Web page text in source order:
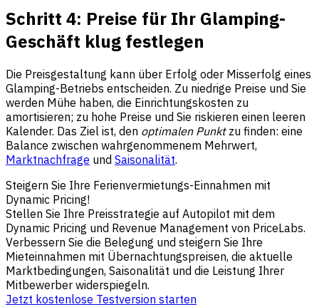
Schritt 4: Preise für Ihr Glamping-
Geschäft klug festlegen
Die Preisgestaltung kann über Erfolg oder Misserfolg eines
Glamping-Betriebs entscheiden. Zu niedrige Preise und Sie
werden Mühe haben, die Einrichtungskosten zu
amortisieren; zu hohe Preise und Sie riskieren einen leeren
Kalender. Das Ziel ist, den optimalen Punktzu finden: eine
Balance zwischen wahrgenommenem Mehrwert,
Marktnachfrage und Saisonalität.
Steigern Sie Ihre Ferienvermietungs-Einnahmen mit
Dynamic Pricing!
Stellen Sie Ihre Preisstrategie auf Autopilot mit dem
Dynamic Pricing und Revenue Management von PriceLabs.
Verbessern Sie die Belegung und steigern Sie Ihre
Mieteinnahmen mit Übernachtungspreisen, die aktuelle
Marktbedingungen, Saisonalität und die Leistung Ihrer
Mitbewerber widerspiegeln.
Jetzt kostenlose Testversion starten